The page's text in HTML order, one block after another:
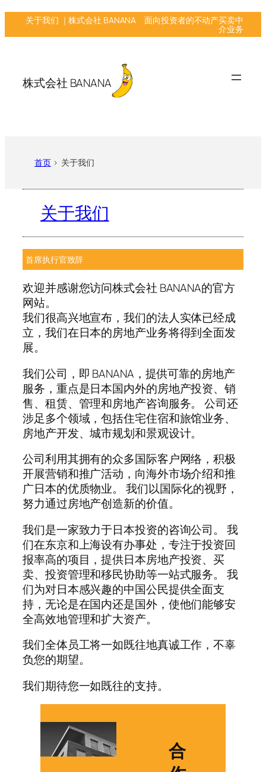
跳
内
关于我们 ｜株式会社 BANANA 面向投资者的不动产买卖中
介业务
株式会社 BANANA
首页> 关于我们
关于我们
首席执行官致辞
欢迎并感谢您访问株式会社 BANANA的官方
网站。
我们很高兴地宣布，我们的法人实体已经成
立，我们在日本的房地产业务将得到全面发
展。
我们公司，即 BANANA，提供可靠的房地产
服务，重点是日本国内外的房地产投资、销
售、租赁、管理和房地产咨询服务。 公司还
涉足多个领域，包括住宅住宿和旅馆业务、
房地产开发、城市规划和景观设计。
公司利用其拥有的众多国际客户网络，积极
开展营销和推广活动，向海外市场介绍和推
广日本的优质物业。 我们以国际化的视野，
努力通过房地产创造新的价值。
我们是一家致力于日本投资的咨询公司。 我
们在东京和上海设有办事处，专注于投资回
报率高的项目，提供日本房地产投资、买
卖、投资管理和移民协助等一站式服务。 我
们为对日本感兴趣的中国公民提供全面支
持，无论是在国内还是国外，使他们能够安
全高效地管理和扩大资产。
我们全体员工将一如既往地真诚工作，不辜
负您的期望。
我们期待您一如既往的支持。
合